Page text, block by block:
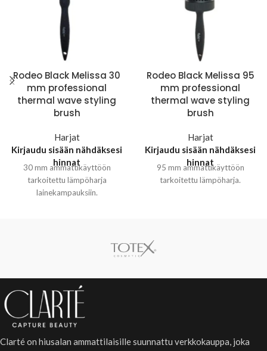
Rodeo Black Melissa 30
mm professional
thermal wave styling
brush
Harjat
Kirjaudu sisään nähdäksesi
hinnat
30 mm ammattikäyttöön
tarkoitettu lämpöharja
lainekampauksiin.
Rodeo Black Melissa 95
mm professional
thermal wave styling
brush
Harjat
Kirjaudu sisään nähdäksesi
hinnat
95 mm ammattikäyttöön
tarkoitettu lämpöharja.
Clarté on hiusalan ammattilaisille suunnattu verkkokauppa, joka